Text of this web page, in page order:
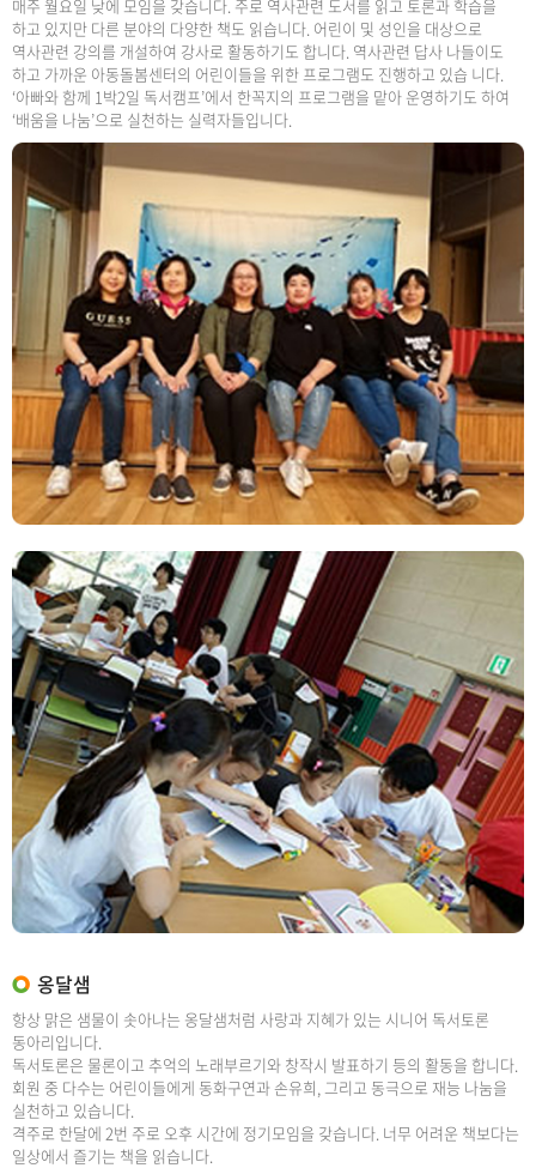
매주 월요일 낮에 모임을 갖습니다. 주로 역사관련 도서를 읽고 토론과 학습을
하고 있지만 다른 분야의 다양한 책도 읽습니다. 어린이 및 성인을 대상으로
역사관련 강의를 개설하여 강사로 활동하기도 합니다. 역사관련 답사 나들이도
하고 가까운 아동돌봄센터의 어린이들을 위한 프로그램도 진행하고 있습 니다.
‘아빠와 함께 1박2일 독서캠프’에서 한꼭지의 프로그램을 맡아 운영하기도 하여
‘배움을 나눔’으로 실천하는 실력자들입니다.
옹달샘
항상 맑은 샘물이 솟아나는 옹달샘처럼 사랑과 지혜가 있는 시니어 독서토론
동아리입니다.
독서토론은 물론이고 추억의 노래부르기와 창작시 발표하기 등의 활동을 합니다.
회원 중 다수는 어린이들에게 동화구연과 손유희, 그리고 동극으로 재능 나눔을
실천하고 있습니다.
격주로 한달에 2번 주로 오후 시간에 정기모임을 갖습니다. 너무 어려운 책보다는
일상에서 즐기는 책을 읽습니다.